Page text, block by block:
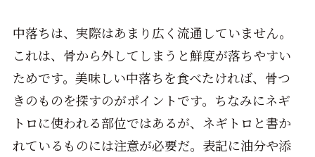
中落ちは、実際はあまり広く流通していません。
これは、骨から外してしまうと鮮度が落ちやすい
ためです。美味しい中落ちを食べたければ、骨つ
きのものを探すのがポイントです。ちなみにネギ
トロに使われる部位ではあるが、ネギトロと書か
れているものには注意が必要だ。表記に油分や添